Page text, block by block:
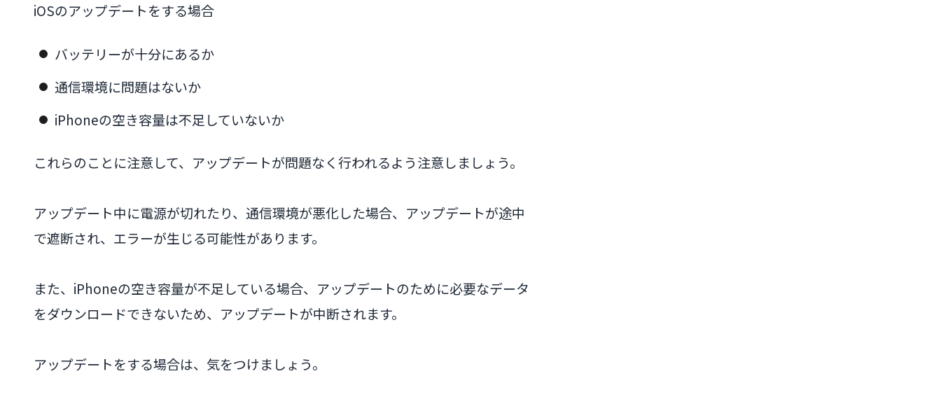
iOSのアップデートをする場合
バッテリーが十分にあるか
通信環境に問題はないか
iPhoneの空き容量は不足していないか
これらのことに注意して、アップデートが問題なく行われるよう注意しましょう。
アップデート中に電源が切れたり、通信環境が悪化した場合、アップデートが途中
で遮断され、エラーが生じる可能性があります。
また、iPhoneの空き容量が不足している場合、アップデートのために必要なデータ
をダウンロードできないため、アップデートが中断されます。
アップデートをする場合は、気をつけましょう。